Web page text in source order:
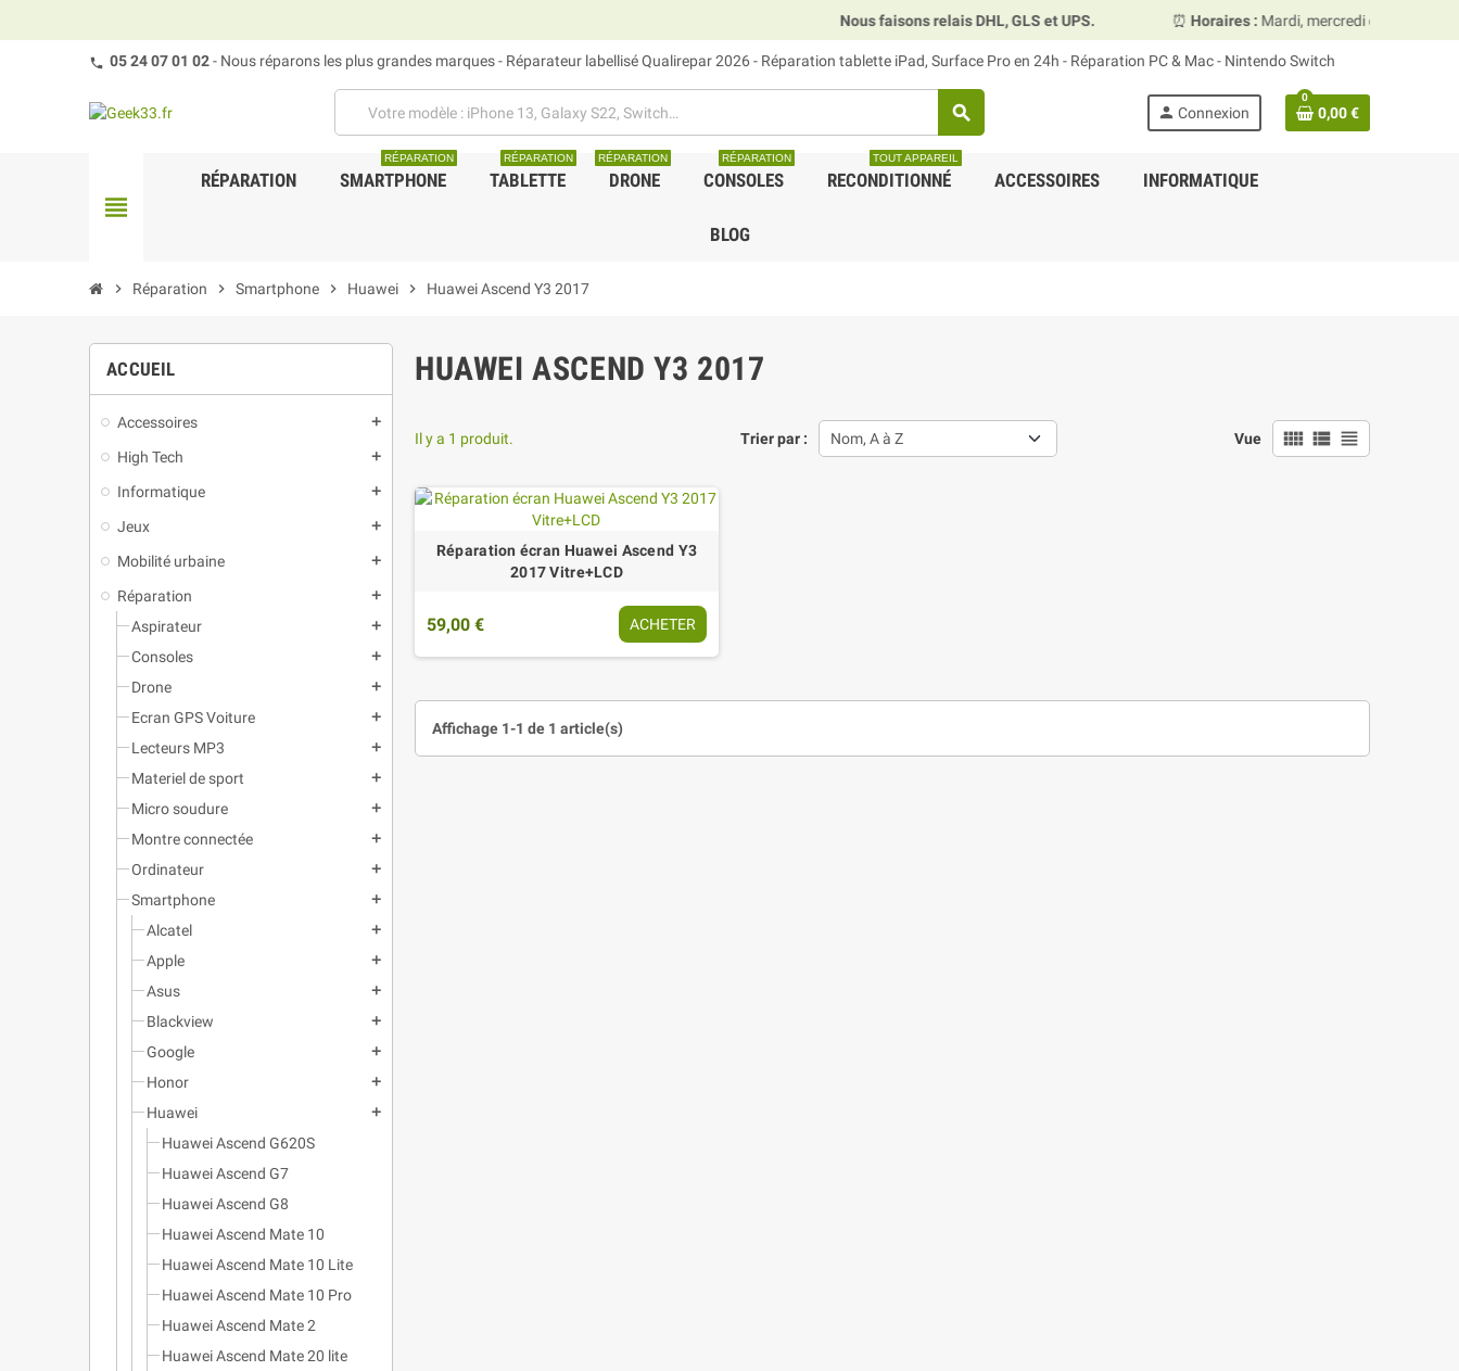
Nous faisons relais DHL, GLS et UPS. ⏰Horaires : Mardi, mercredi et vendredi 10h00–13h30 &
05 24 07 01 02- Nous réparons les plus grandes marques - Réparateur labellisé Qualirepar 2026 - Réparation tablette iPad, Surface Pro en 24h - Réparation PC & Mac - Nintendo Switch
search person Connexion
0
0,00 €
view_headline
RÉPARATION SMARTPHONE
RÉPARATION
TABLETTE
RÉPARATION
DRONE
RÉPARATION
CONSOLES
RÉPARATION
RECONDITIONNÉ
TOUT APPAREIL
ACCESSOIRES INFORMATIQUE
BLOG
chevron_right Réparation chevron_right Smartphone chevron_right Huawei chevron_right Huawei Ascend Y3 2017
ACCUEIL
Accessoires add
High Tech add
Informatique add
Jeux add
Mobilité urbaine add
Réparation add
Aspirateur add
Consoles add
Drone add
Ecran GPS Voiture add
Lecteurs MP3 add
Materiel de sport add
Micro soudure add
Montre connectée add
Ordinateur add
Smartphone add
Alcatel add
Apple add
Asus add
Blackview add
Google add
Honor add
Huawei add
Huawei Ascend G620S
Huawei Ascend G7
Huawei Ascend G8
Huawei Ascend Mate 10
Huawei Ascend Mate 10 Lite
Huawei Ascend Mate 10 Pro
Huawei Ascend Mate 2
Huawei Ascend Mate 20 lite
HUAWEI ASCEND Y3 2017
Trier par : Nom, A à Z Vue view_comfy view_list view_headline
Il y a 1 produit.
Réparation écran Huawei Ascend Y3
2017 Vitre+LCD
59,00 € ACHETER
Affichage 1-1 de 1 article(s)